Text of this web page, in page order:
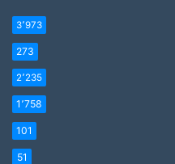
3٬973
273
2٬235
1٬758
101
51